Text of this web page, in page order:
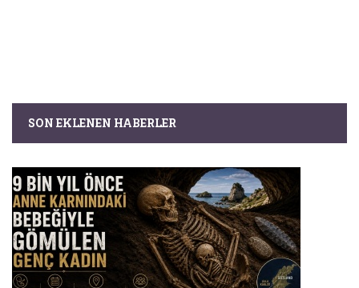
SON EKLENEN HABERLER